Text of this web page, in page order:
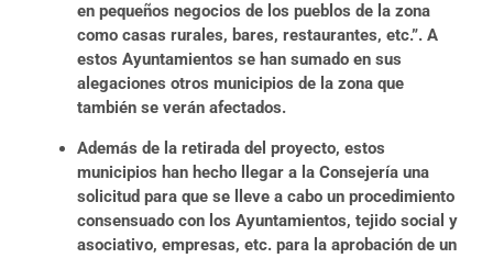
en pequeños negocios de los pueblos de la zona
como casas rurales, bares, restaurantes, etc.”. A
estos Ayuntamientos se han sumado en sus
alegaciones otros municipios de la zona que
también se verán afectados.
Además de la retirada del proyecto, estos
municipios han hecho llegar a la Consejería una
solicitud para que se lleve a cabo un procedimiento
consensuado con los Ayuntamientos, tejido social y
asociativo, empresas, etc. para la aprobación de un